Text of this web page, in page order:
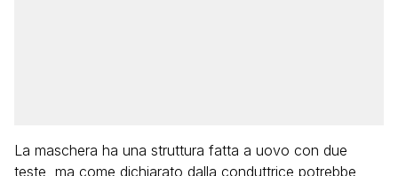
La maschera ha una struttura fatta a uovo con due
teste, ma come dichiarato dalla conduttrice potrebbe